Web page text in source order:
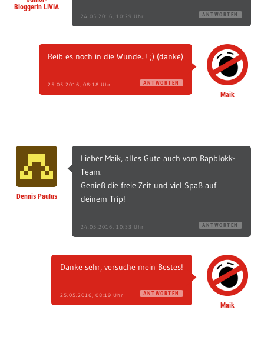
Bloggerin LIVIA
24.05.2016, 10:29 Uhr ANTWORTEN
Maik
Reib es noch in die Wunde..! ;) (danke)
25.05.2016, 08:18 Uhr ANTWORTEN
Dennis Paulus
Lieber Maik, alles Gute auch vom Rapblokk-
Team.
Genieß die freie Zeit und viel Spaß auf
deinem Trip!
24.05.2016, 10:33 Uhr ANTWORTEN
Maik
Danke sehr, versuche mein Bestes!
25.05.2016, 08:19 Uhr ANTWORTEN